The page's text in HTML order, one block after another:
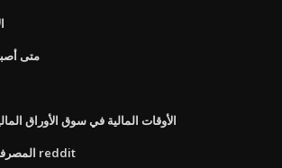
متى
الأوقات المالية في سوق الأوراق
المصرفية عبر الإنترنت بسيطة reddit